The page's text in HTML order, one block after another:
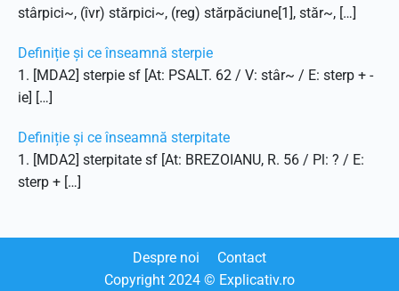
stârpici~, (îvr) stărpici~, (reg) stărpăciune[1], stăr~, […]
Definiție și ce înseamnă sterpie
1. [MDA2] sterpie sf [At: PSALT. 62 / V: stâr~ / E: sterp + -
ie] […]
Definiție și ce înseamnă sterpitate
1. [MDA2] sterpitate sf [At: BREZOIANU, R. 56 / Pl: ? / E:
sterp + […]
Despre noi
Contact
Copyright 2024 © Explicativ.ro